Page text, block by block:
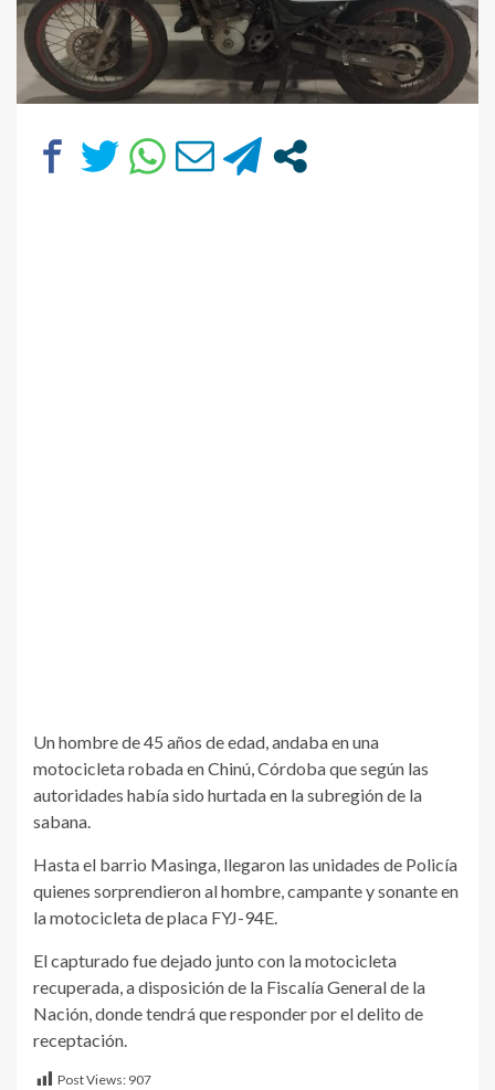
Un hombre de 45 años de edad, andaba en una
motocicleta robada en Chinú, Córdoba que según las
autoridades había sido hurtada en la subregión de la
sabana.
Hasta el barrio Masinga, llegaron las unidades de Policía
quienes sorprendieron al hombre, campante y sonante en
la motocicleta de placa FYJ-94E.
El capturado fue dejado junto con la motocicleta
recuperada, a disposición de la Fiscalía General de la
Nación, donde tendrá que responder por el delito de
receptación.
Post Views: 907